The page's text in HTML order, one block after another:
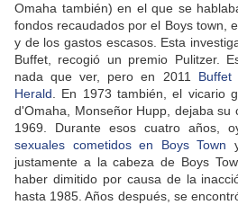
Omaha también) en el que se
fondos recaudados por el Boys town,
y de los gastos escasos. Esta
Buffet, recogió un premio Pulitzer.
nada que ver, pero en 2011
Herald . En 1973 también, el vicario
d'Omaha, Monseñor Hupp, dejaba su
1969. Durante esos cuatro años,
sexuales cometidos en Boys Town
justamente a la cabeza de Boys
haber dimitido por causa de la
hasta 1985. Años después, se